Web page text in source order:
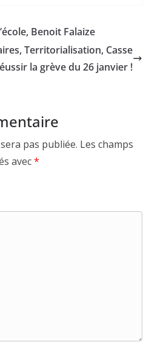
Benoit Falaize
Territorialisation, Casse
la grève du 26 janvier !
pas publiée. Les champs
avec*